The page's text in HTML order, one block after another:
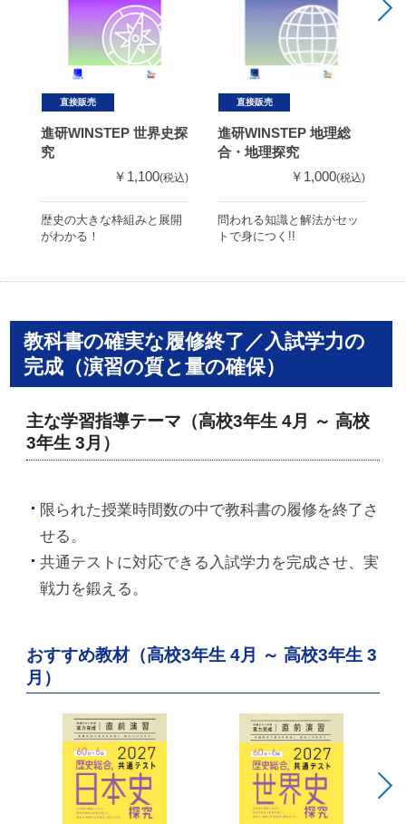
直接販売
進研WINSTEP 世界史探
究
￥1,100(税込)
歴史の大きな枠組みと展開
がわかる！
直接販売
進研WINSTEP 地理総
合・地理探究
￥1,000(税込)
問われる知識と解法がセッ
トで身につく!!
教科書の確実な履修終了／入試学力の
完成（演習の質と量の確保）
主な学習指導テーマ（高校3年生 4月 ～ 高校
3年生 3月）
限られた授業時間数の中で教科書の履修を終了さ
せる。
共通テストに対応できる入試学力を完成させ、実
戦力を鍛える。
おすすめ教材（高校3年生 4月 ～ 高校3年生 3
月）